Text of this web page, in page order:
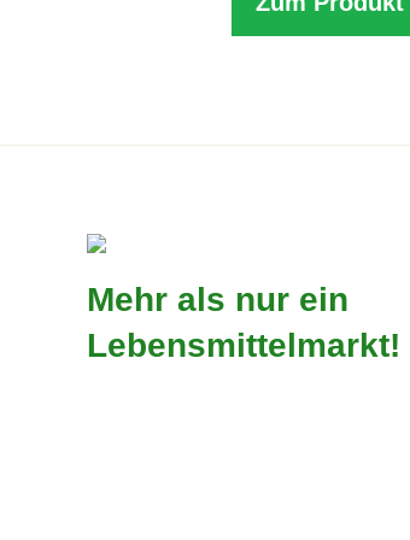
Mehr als nur ein
Lebensmittelmarkt!